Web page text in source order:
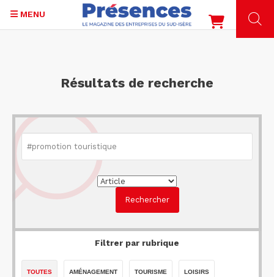
MENU
Résultats de recherche
Filtrer par rubrique
TOUTES AMÉNAGEMENT TOURISME LOISIRS